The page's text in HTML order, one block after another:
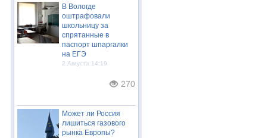
В Вологде
оштрафовали
школьницу за
спрятанные в
паспорт шпаргалки
на ЕГЭ
2 Августа 14:19
270
Может ли Россия
лишиться газового
рынка Европы?